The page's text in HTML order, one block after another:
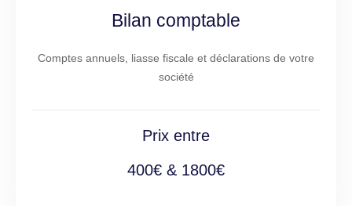
Bilan comptable
Comptes annuels, liasse fiscale et déclarations de votre
société
Prix entre
400€ & 1800€